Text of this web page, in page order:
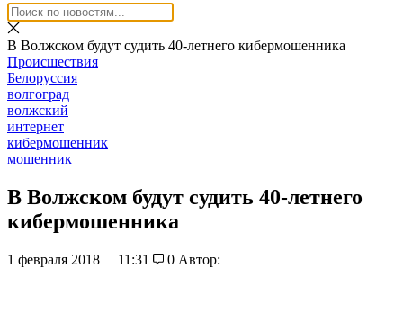
В Волжском будут судить 40-летнего кибермошенника
Происшествия
Белоруссия
волгоград
волжский
интернет
кибермошенник
мошенник
В Волжском будут судить 40-летнего
кибермошенника
1 февраля 2018 11:31 0 Автор: